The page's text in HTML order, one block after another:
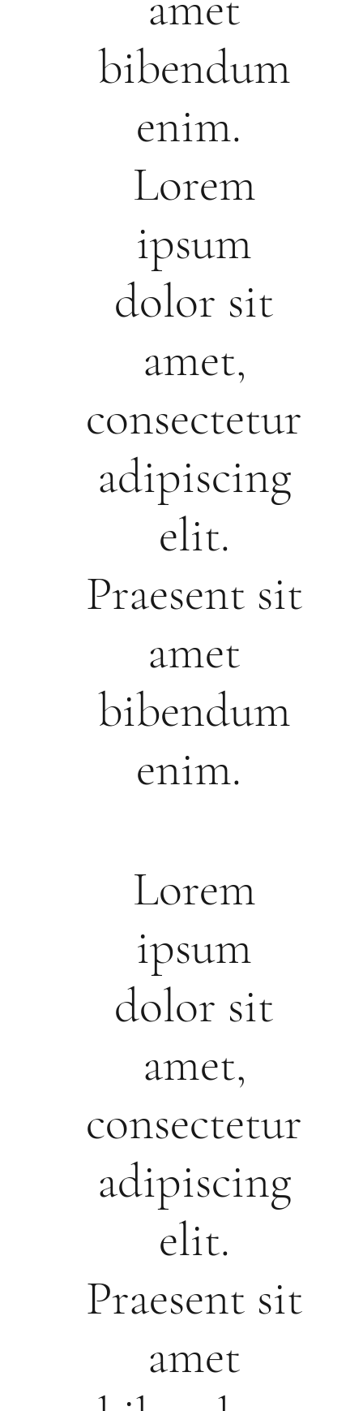
Lorem
ipsum
dolor sit
amet,
consectetur
adipiscing
elit.
Praesent sit
amet
bibendum
enim.
Lorem
ipsum
dolor sit
amet,
consectetur
adipiscing
elit.
Praesent sit
amet
bibendum
enim.